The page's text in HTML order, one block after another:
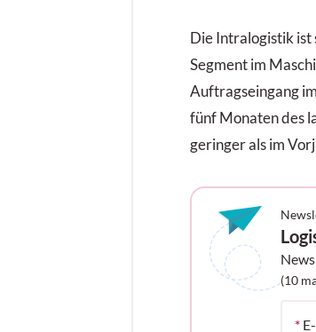
Die Intralogistik ist
Segment im
Auftragseingang
fünf Monaten des
geringer als im
(10
*